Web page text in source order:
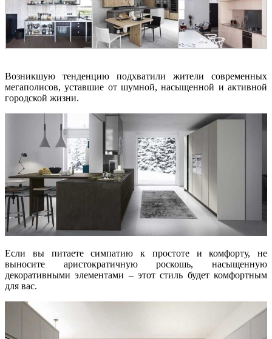
Возникшую тенденцию подхватили жители современных
мегаполисов, уставшие от шумной, насыщенной и активной
городской жизни.
Если вы питаете симпатию к простоте и комфорту, не
выносите аристократичную роскошь, насыщенную
декоративными элементами – этот стиль будет комфортным
для вас.